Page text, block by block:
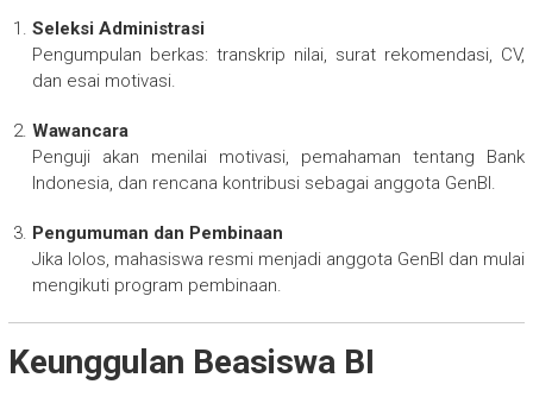
Seleksi Administrasi
Pengumpulan berkas: transkrip nilai, surat rekomendasi, CV,
dan esai motivasi.
Wawancara
Penguji akan menilai motivasi, pemahaman tentang Bank
Indonesia, dan rencana kontribusi sebagai anggota GenBI.
Pengumuman dan Pembinaan
Jika lolos, mahasiswa resmi menjadi anggota GenBI dan mulai
mengikuti program pembinaan.
Keunggulan Beasiswa BI